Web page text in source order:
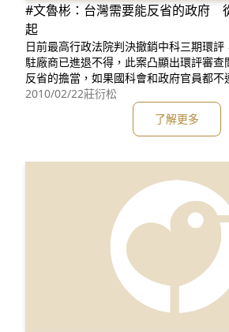
#文魯彬：台灣需要能反省的政府
起
日前最高行政法院判決撤銷中科三期環
駐廠商已進退不得，此案凸顯出環評審查
反省的擔當，如果國科會和政府官員都不
要求小老百姓也守法？ 環評審查新開發案都是針對社會環境、
自然環境、經濟環境等3個層面的影響性
二期的環評審查很快就通過，第三期拖得
原因，第1是中科第三期是首度有保育人
2010/02/22莊衍松
了解更多